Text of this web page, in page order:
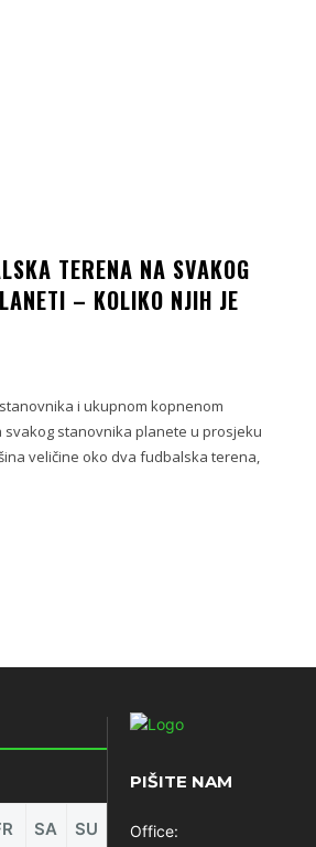
TERENA NA SVAKOG
– KOLIKO NJIH JE
i ukupnom kopnenom
svakog stanovnika planete u prosjeku
veličine oko dva fudbalska terena,
SA SU
PIŠITE NAM
Office: